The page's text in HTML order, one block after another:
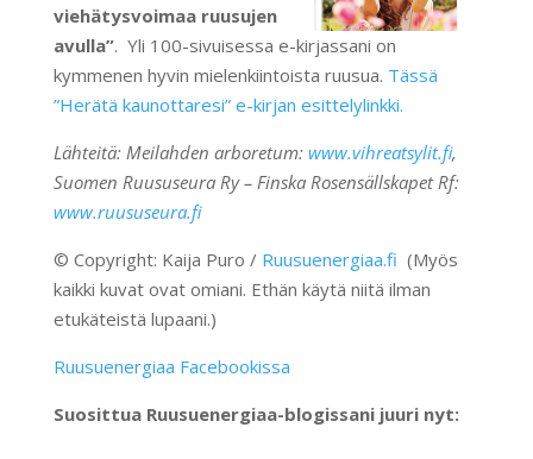
viehätysvoimaa ruusujen
avulla”. Yli 100-sivuisessa e-kirjassani on
kymmenen hyvin mielenkiintoista ruusua. Tässä
”Herätä kaunottaresi” e-kirjan esittelylinkki.
Lähteitä: Meilahden arboretum: www.vihreatsylit.fi,
Suomen Ruususeura Ry – Finska Rosensällskapet Rf:
www.ruususeura.fi
© Copyright: Kaija Puro / Ruusuenergiaa.fi (Myös
kaikki kuvat ovat omiani. Ethän käytä niitä ilman
etukäteistä lupaani.)
Ruusuenergiaa Facebookissa
Suosittua Ruusuenergiaa-blogissani juuri nyt: